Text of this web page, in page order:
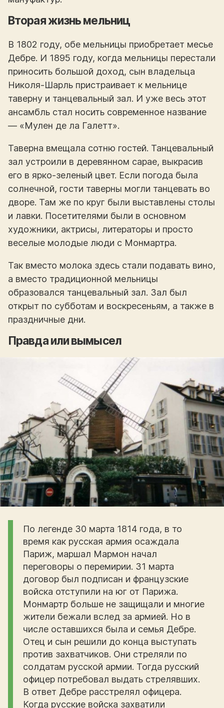
Вторая жизнь мельниц
В 1802 году, обе мельницы приобретает месье
Дебре. И 1895 году, когда мельницы перестали
приносить большой доход, сын владельца
Николя-Шарль пристраивает к мельнице
таверну и танцевальный зал. И уже весь этот
ансамбль стал носить современное название
— «Мулен де ла Галетт».
Таверна вмещала сотню гостей. Танцевальный
зал устроили в деревянном сарае, выкрасив
его в ярко-зеленый цвет. Если погода была
солнечной, гости таверны могли танцевать во
дворе. Там же по круг были выставлены столы
и лавки. Посетителями были в основном
художники, актрисы, литераторы и просто
веселые молодые люди с Монмартра.
Так вместо молока здесь стали подавать вино,
а вместо традиционной мельницы
образовался танцевальный зал. Зал был
открыт по субботам и воскресеньям, а также в
праздничные дни.
Правда или вымысел
По легенде 30 марта 1814 года, в то
время как русская армия осаждала
Париж, маршал Мармон начал
переговоры о перемирии. 31 марта
договор был подписан и французские
войска отступили на юг от Парижа.
Монмартр больше не защищали и многие
жители бежали вслед за армией. Но в
числе оставшихся была и семья Дебре.
Отец и сын решили до конца выступать
против захватчиков. Они стреляли по
солдатам русской армии. Тогда русский
офицер потребовал выдать стрелявших.
В ответ Дебре расстрелял офицера.
Когда русские войска захватили